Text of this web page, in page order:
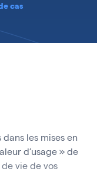
cas
les mises en
d’usage » de
vie de vos